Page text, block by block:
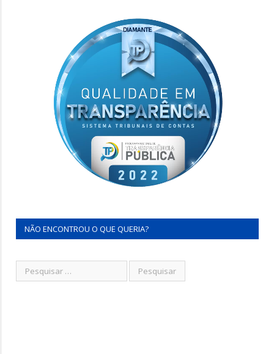
NÃO ENCONTROU O QUE QUERIA?